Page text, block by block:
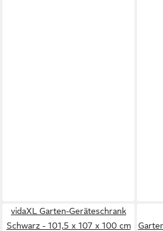
vidaXL Garten-Geräteschrank
Schwarz - 101,5 x 107 x 100 cm